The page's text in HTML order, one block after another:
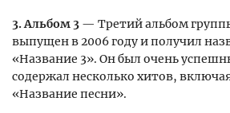
3. Альбом 3 — Третий альбом
выпущен в 2006 году и получил
«Название 3». Он был очень
содержал несколько хитов,
«Название песни».